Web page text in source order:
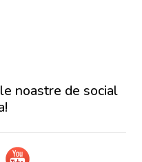
noastre de social